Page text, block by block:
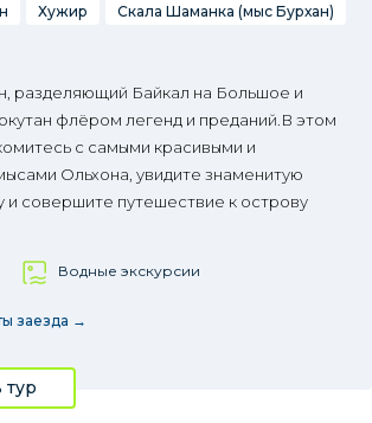
Хужир
Скала Шаманка (мыс Бурхан)
разделяющий Байкал на Большое и
флёром легенд и преданий.В этом
с самыми красивыми и
Ольхона, увидите знаменитую
и совершите путешествие к острову
Водные экскурсии
заезда →
тур